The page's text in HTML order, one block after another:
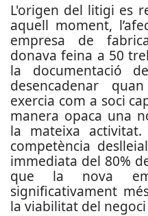
L'origen del litigi es
aquell moment,
empresa de
donava feina a 50
la documentació
desencadenar
exercia com a soci
manera opaca una
la mateixa
competència
immediata del 80%
que la nova
significativament
la viabilitat del